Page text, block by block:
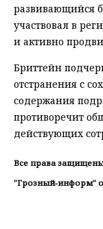
развивающийся
участвовал в
и активно
Бриттейн
отстранения с
содержания
противоречит
действующих
Все права
"Грозный-информ"